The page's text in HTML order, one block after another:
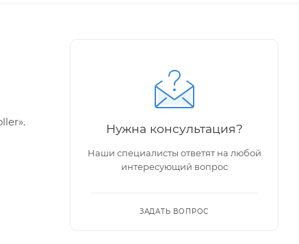
Нужна консультация?
Наши специалисты ответят на любой
интересующий вопрос
ЗАДАТЬ ВОПРОС